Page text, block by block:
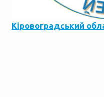
Кіровоградський